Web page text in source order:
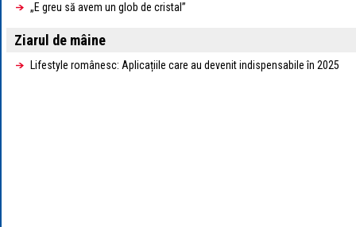
„E greu să avem un glob de cristal”
Ziarul de mâine
Lifestyle românesc: Aplicațiile care au devenit indispensabile în 2025